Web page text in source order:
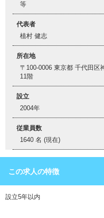
等
代表者
植村 健志
所在地
〒100-0006 東京都 千代田
11階
設立
2004年
従業員数
1640 名 (現在)
この求人の特徴
設立5年以内